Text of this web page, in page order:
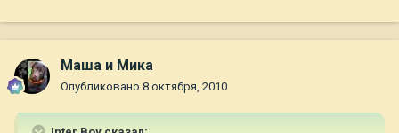
Маша и Мика
Опубликовано 8 октября, 2010